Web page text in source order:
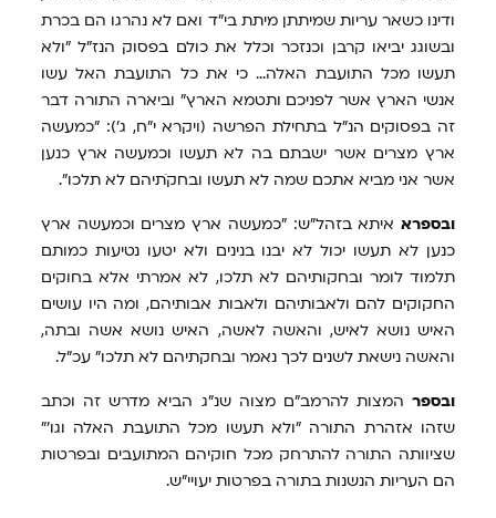
ודינו כשאר עריות שמיתתן מיתת בי"ד ואם לא נהרגו הם בכרת
ובשוגג יביאו קרבן וכנזכר וכלל את כולם בפסוק הנז"ל "ולא
תעשו מכל התועבת האלה... כי את כל התועבת האל עשו
אנשי הארץ אשר לפניכם ותטמא הארץ" וביארה התורה דבר
זה בפסוקים הנ"ל בתחילת הפרשה (ויקרא י"ח, ג'): "כמעשה
ארץ מצרים אשר ישבתם בה לא תעשו וכמעשה ארץ כנען
אשר אני מביא אתכם שמה לא תעשו ובחקֹתיהם לא תלכו".
ובספרא איתא בזהל"ש: "כמעשה ארץ מצרים וכמעשה ארץ
כנען לא תעשו יכול לא יבנו בנינים ולא יטעו נטיעות כמותם
תלמוד לומר ובחקותיהם לא תלכו, לא אמרתי אלא בחוקים
החקוקים להם ולאבותיהם ולאבות אבותיהם, ומה היו עושים
האיש נושא לאיש, והאשה לאשה, האיש נושא אשה ובתה,
והאשה נישאת לשנים לכך נאמר ובחקתיהם לא תלכו" עכ"ל.
ובספר המצות להרמב"ם מצוה שנ"ג הביא מדרש זה וכתב
שזהו אזהרת התורה "ולא תעשו מכל התועבת האלה וגו'"
שציוותה התורה להתרחק מכל חוקיהם המתועבים ובפרטות
הם העריות הנשנות בתורה בפרטות יעויי"ש.